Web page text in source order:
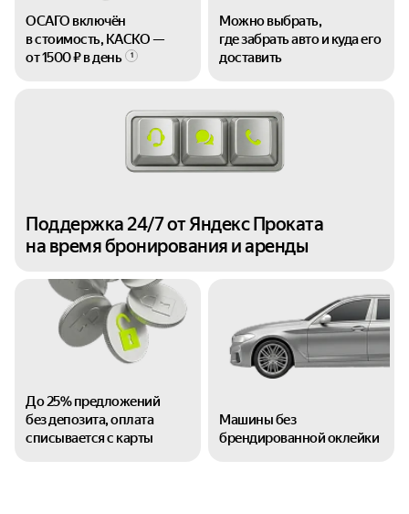
ОСАГО включён
в стоимость, КАСКО —
от 1500 ₽ в день
1
Можно выбрать,
где забрать авто и куда его
доставить
Поддержка 24/7 от Яндекс Проката
на время бронирования и аренды
До 25% предложений
без депозита, оплата
списывается с карты
Машины без
брендированной оклейки